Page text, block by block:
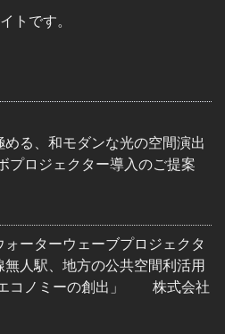
トです。
る、和モダンな光の空間演出
プロジェクター導入のご提案
ーターウェーブプロジェクタ
人駅、地方の公共空間利活用
コノミーの創出」 株式会社